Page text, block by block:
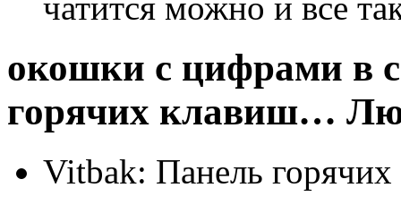
окошки с цифрами в
горячих клавиш…
Vitbak: Панель